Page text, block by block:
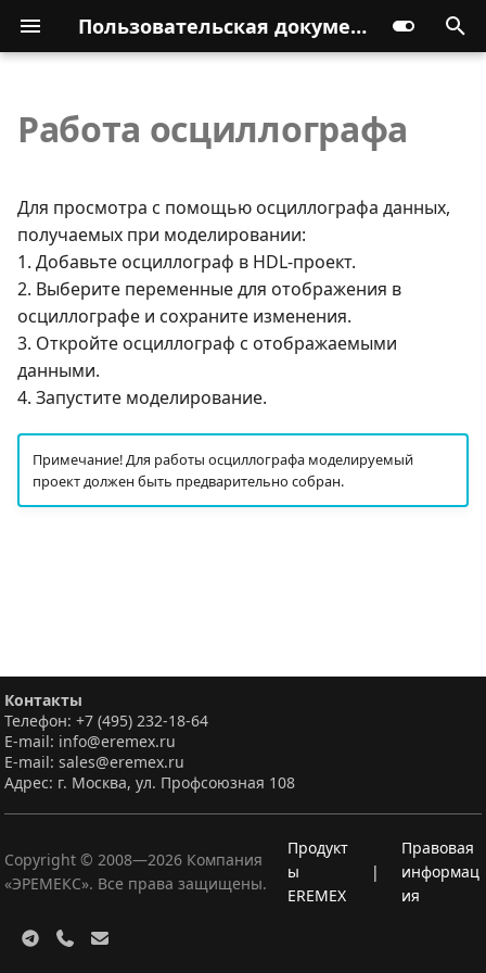
Пользовательская документация
Работа осциллографа
Для просмотра с помощью осциллографа данных,
получаемых при моделировании:
1. Добавьте осциллограф в HDL-проект.
2. Выберите переменные для отображения в
осциллографе и сохраните изменения.
3. Откройте осциллограф с отображаемыми
данными.
4. Запустите моделирование.
Примечание! Для работы осциллографа моделируемый
проект должен быть предварительно собран.
Контакты
Телефон: +7 (495) 232-18-64
E-mail: info@eremex.ru
E-mail: sales@eremex.ru
Адрес: г. Москва, ул. Профсоюзная 108
Copyright © 2008—2026 Компания
«ЭРЕМЕКС». Все права защищены.
Продукт
ы
EREMEX
|
Правовая
информац
ия